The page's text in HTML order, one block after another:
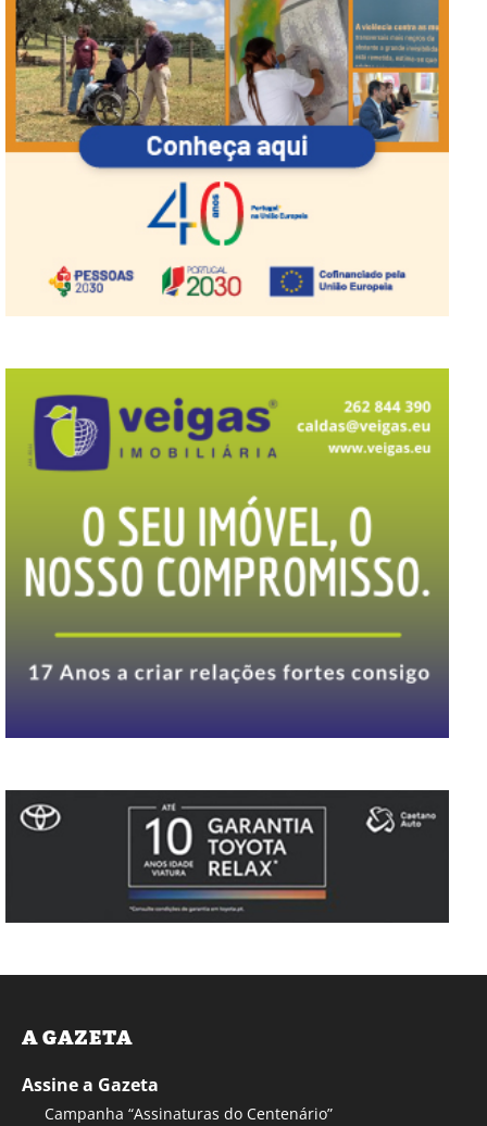
A GAZETA
Assine a Gazeta
Campanha “Assinaturas do Centenário”